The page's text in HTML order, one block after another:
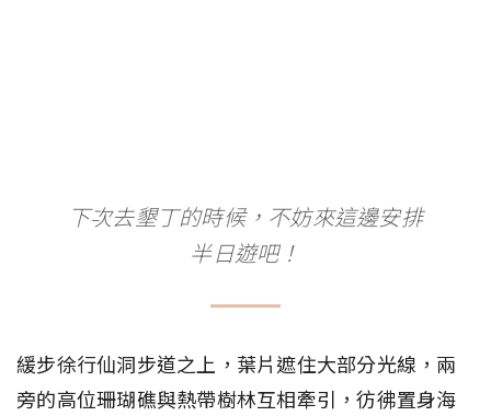
下次去墾丁的時候，不妨來這邊安排
半日遊吧！
緩步徐行仙洞步道之上，葉片遮住大部分光線，兩
旁的高位珊瑚礁與熱帶樹林互相牽引，彷彿置身海